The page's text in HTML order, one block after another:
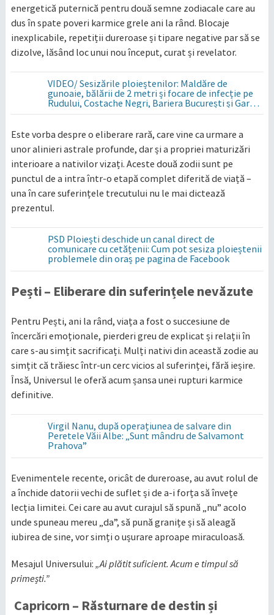
energetică puternică pentru două semne zodiacale care au
dus în spate poveri karmice grele ani la rând. Blocaje
inexplicabile, repetiții dureroase și tipare negative par să se
dizolve, lăsând loc unui nou început, curat și revelator.
VIDEO/ Sesizările ploieștenilor: Maldăre de
gunoaie, bălării de 2 metri și focare de infecție pe
Rudului, Costache Negri, Bariera București și Gara
de Sud
Este vorba despre o eliberare rară, care vine ca urmare a
unor alinieri astrale profunde, dar și a propriei maturizări
interioare a nativilor vizați. Aceste două zodii sunt pe
punctul de a intra într-o etapă complet diferită de viață –
una în care suferințele trecutului nu le mai dictează
prezentul.
PSD Ploiești deschide un canal direct de
comunicare cu cetățenii: Cum pot sesiza ploieștenii
problemele din oraș pe pagina de Facebook
Pești – Eliberare din suferințele nevăzute
Pentru Pești, ani la rând, viața a fost o succesiune de
încercări emoționale, pierderi greu de explicat și relații în
care s-au simțit sacrificați. Mulți nativi din această zodie au
simțit că trăiesc într-un cerc vicios al suferinței, fără ieșire.
Însă, Universul le oferă acum șansa unei rupturi karmice
definitive.
Virgil Nanu, după operațiunea de salvare din
Peretele Văii Albe: „Sunt mândru de Salvamont
Prahova”
Evenimentele recente, oricât de dureroase, au avut rolul de
a închide datorii vechi de suflet și de a-i forța să învețe
lecția limitei. Cei care au avut curajul să spună „nu” acolo
unde spuneau mereu „da”, să pună granițe și să aleagă
iubirea de sine, vor simți o ușurare aproape miraculoasă.
Mesajul Universului: „Ai plătit suficient. Acum e timpul să
primești.”
Capricorn – Răsturnare de destin și